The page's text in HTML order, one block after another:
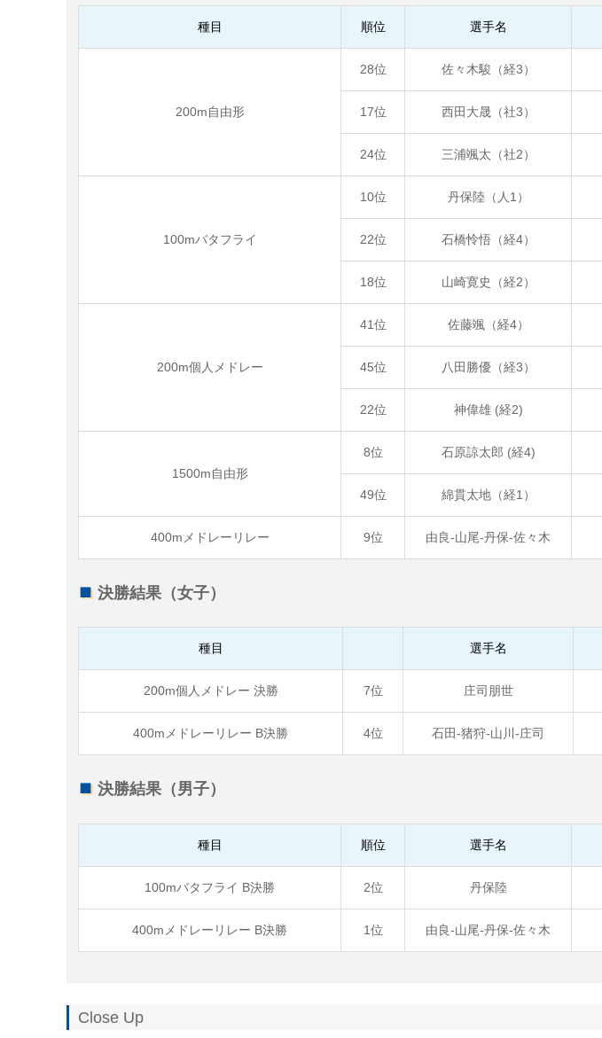
種目 順位 選手名
200m自由形
28位 佐々木駿（経3）
17位 西田大晟（社3）
24位 三浦颯太（社2）
100mバタフライ
10位 丹保陸（人1）
22位 石橋怜悟（経4）
18位 山崎寛史（経2）
200m個人メドレー
41位 佐藤颯（経4）
45位 八田勝優（経3）
22位 神偉雄 (経2)
1500m自由形
8位 石原諒太郎 (経4)
49位 綿貫太地（経1）
400mメドレーリレー 9位 由良-山尾-丹保-佐々木
決勝結果（女子）
種目 選手名
200m個人メドレー 決勝 7位 庄司朋世
400mメドレーリレー B決勝 4位 石田-猪狩-山川-庄司
決勝結果（男子）
種目 順位 選手名
100mバタフライ B決勝 2位 丹保陸
400mメドレーリレー B決勝 1位 由良-山尾-丹保-佐々木
Close Up